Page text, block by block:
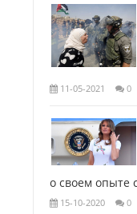
11-05-2021 0
о своем опыте
15-10-2020 0